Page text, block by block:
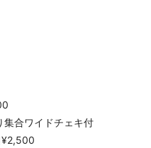
合ワイドチェキ付
¥2,500